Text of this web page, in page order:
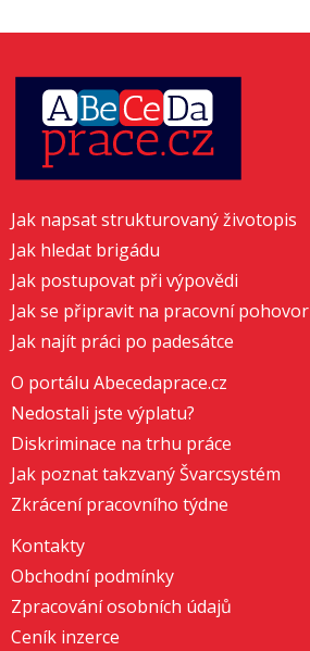
Jak napsat strukturovaný životopis
Jak hledat brigádu
Jak postupovat při výpovědi
Jak se připravit na pracovní pohovor
Jak najít práci po padesátce
O portálu Abecedaprace.cz
Nedostali jste výplatu?
Diskriminace na trhu práce
Jak poznat takzvaný Švarcsystém
Zkrácení pracovního týdne
Kontakty
Obchodní podmínky
Zpracování osobních údajů
Ceník inzerce